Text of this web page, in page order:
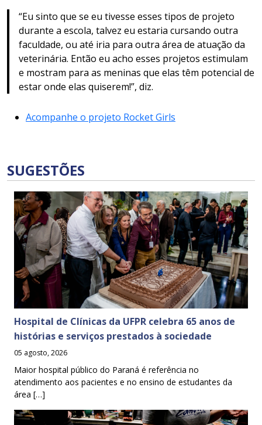
“Eu sinto que se eu tivesse esses tipos de projeto
durante a escola, talvez eu estaria cursando outra
faculdade, ou até iria para outra área de atuação da
veterinária. Então eu acho esses projetos estimulam
e mostram para as meninas que elas têm potencial de
estar onde elas quiserem!”, diz.
Acompanhe o projeto Rocket Girls
SUGESTÕES
Hospital de Clínicas da UFPR celebra 65 anos de
histórias e serviços prestados à sociedade
05 agosto, 2026
Maior hospital público do Paraná é referência no
atendimento aos pacientes e no ensino de estudantes da
área […]